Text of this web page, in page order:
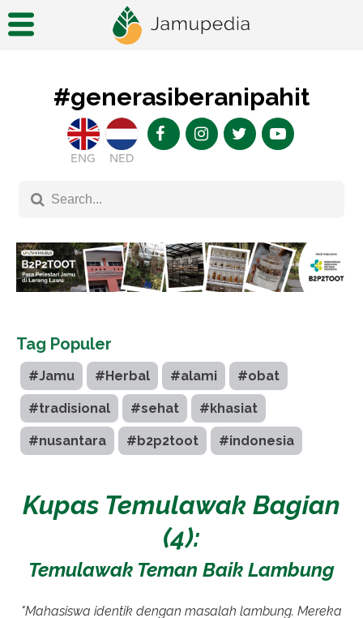
#generasiberanipahit
ENG NED
Tag Populer
#Jamu #Herbal #alami #obat
#tradisional #sehat #khasiat
#nusantara #b2p2toot #indonesia
Kupas Temulawak Bagian
(4):
Temulawak Teman Baik Lambung
"Mahasiswa identik dengan masalah lambung. Mereka